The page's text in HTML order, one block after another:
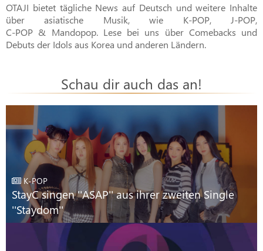
OTAJI bietet tägliche News auf Deutsch und weitere Inhalte
über asiatische Musik, wie K-POP, J-POP,
C-POP & Mandopop. Lese bei uns über Comebacks und
Debuts der Idols aus Korea und anderen Ländern.
Schau dir auch das an!
K-POP
StayC singen ''ASAP'' aus ihrer zweiten Single
''Staydom''